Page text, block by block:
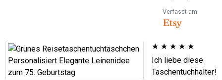
Verfasst am
★ ★ ★ ★ ★
Ich liebe diese
Taschentuchhalter!